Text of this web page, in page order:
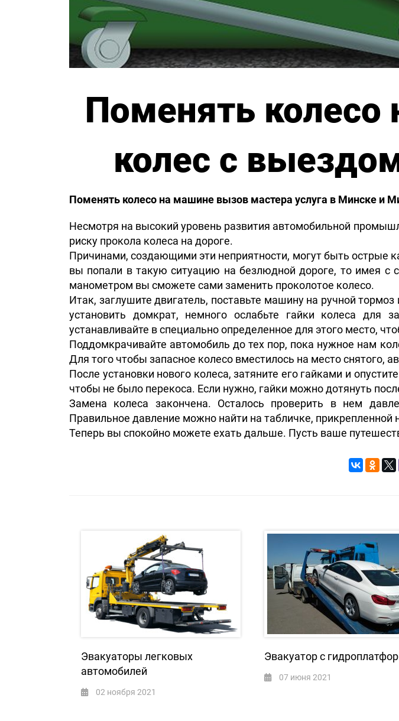
Поменять
колес с
Поменять колесо на машине вызов мастера услуга в Минске и
Несмотря на высокий уровень развития автомобильной
риску прокола колеса на дороге.
Причинами, создающими эти неприятности, могут быть
вы попали в такую ситуацию на безлюдной дороге, то имея с
манометром вы сможете сами заменить проколотое колесо.
Итак, заглушите двигатель, поставьте машину на ручной
установить домкрат, немного ослабьте гайки колеса для
устанавливайте в специально определенное для этого место,
Поддомкрачивайте автомобиль до тех пор, пока нужное нам
Для того чтобы запасное колесо вместилось на место снятого,
После установки нового колеса, затяните его гайками и
чтобы не было перекоса. Если нужно, гайки можно дотянуть
Замена колеса закончена. Осталось проверить в нем
Правильное давление можно найти на табличке, прикрепленной
Теперь вы спокойно можете ехать дальше. Пусть ваше
Эвакуаторы легковых
автомобилей
02 ноября 2021
Эвакуатор с
07 июня 2021